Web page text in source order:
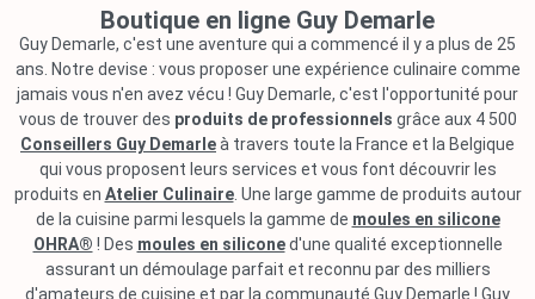
Boutique en ligne Guy Demarle
Guy Demarle, c'est une aventure qui a commencé il y a plus de 25
ans. Notre devise : vous proposer une expérience culinaire comme
jamais vous n'en avez vécu ! Guy Demarle, c'est l'opportunité pour
vous de trouver des produits de professionnels grâce aux 4 500
Conseillers Guy Demarleà travers toute la France et la Belgique
qui vous proposent leurs services et vous font découvrir les
produits en Atelier Culinaire. Une large gamme de produits autour
de la cuisine parmi lesquels la gamme de moules en silicone
OHRA® ! Des moules en siliconed'une qualité exceptionnelle
assurant un démoulage parfait et reconnu par des milliers
d'amateurs de cuisine et par la communauté Guy Demarle ! Guy